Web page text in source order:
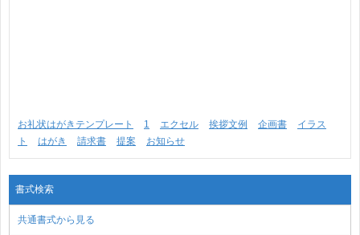
お礼状はがきテンプレート 1 エクセル 挨拶文例 企画書
イラス
ト
はがき 請求書 提案 お知らせ
書式検索
共通書式から見る